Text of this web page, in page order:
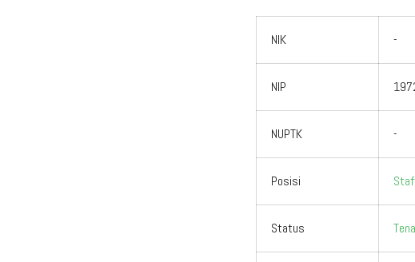
NIK -
NIP
NUPTK -
Posisi
Status